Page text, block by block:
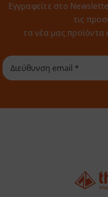
Εγγραφείτε στο
τις
τα νέα μας προϊόντα